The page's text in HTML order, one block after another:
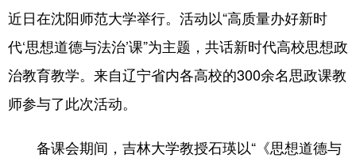
辽宁 吉林 上海 江苏
浙江 安徽 福建 江西
山东 河南
广东 广西 海南 重庆
近日在沈阳师范大学举行。活动以“高质量办好新时
代‘思想道德与法治’课”为主题，共话新时代高校思想政
治教育教学。来自辽宁省内各高校的300余名思政课教
师参与了此次活动。
备课会期间，吉林大学教授石瑛以“《思想道德与